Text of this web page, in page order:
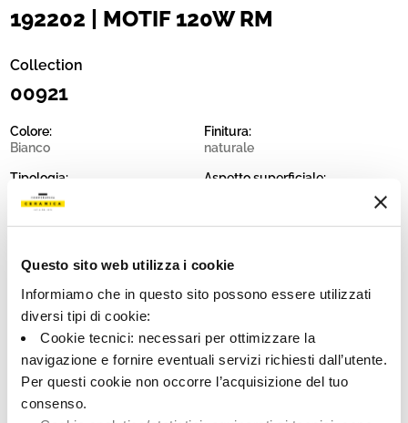
Questo sito web utilizza i cookie
Informiamo che in questo sito possono essere utilizzati
diversi tipi di cookie:
Cookie tecnici: necessari per ottimizzare la
navigazione e fornire eventuali servizi richiesti dall’utente.
Per questi cookie non occorre l’acquisizione del tuo
consenso.
192202 | MOTIF 120W RM
Collection
00921
Colore:
Bianco
Tipologia:
Fondo
Formato:
Finitura:
naturale
Aspetto superficiale:
Stonalizzazione:
Unità di misura:
Share: